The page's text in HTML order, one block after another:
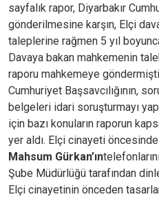
sayfalık rapor, Diyarbakır
gönderilmesine karşın, Elçi
taleplerine rağmen 5 yıl
Davaya bakan mahkemenin
raporu mahkemeye
Cumhuriyet Başsavcılığının,
belgeleri idari soruşturmayı
için bazı konuların raporun
yer aldı. Elçi cinayeti
Mahsum Gürkan’ın
Şube Müdürlüğü tarafından
Elçi cinayetinin önceden